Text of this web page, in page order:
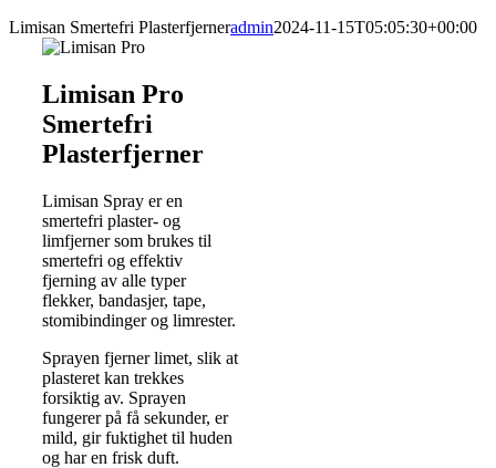
Limisan Smertefri Plasterfjerneradmin2024-11-15T05:05:30+00:00
Limisan Pro
Smertefri
Plasterfjerner
Limisan Spray er en
smertefri plaster- og
limfjerner som brukes til
smertefri og effektiv
fjerning av alle typer
flekker, bandasjer, tape,
stomibindinger og limrester.
Sprayen fjerner limet, slik at
plasteret kan trekkes
forsiktig av. Sprayen
fungerer på få sekunder, er
mild, gir fuktighet til huden
og har en frisk duft.